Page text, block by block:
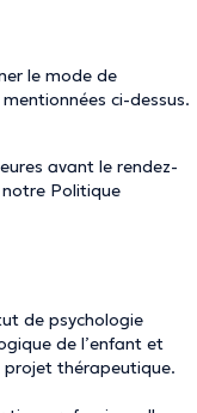
le mode de
ci-dessus.
avant le rendez-
notre Politique
de psychologie
de l’enfant et
projet thérapeutique.